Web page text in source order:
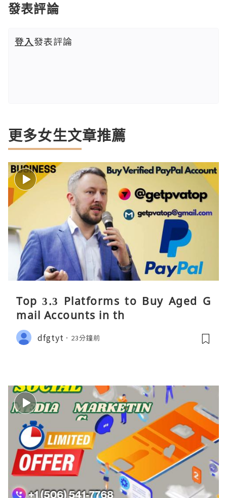
發表評論
登入發表評論
更多女生文章推薦
Top 3.3 Platforms to Buy Aged G
mail Accounts in th
dfgtyt 23分鐘前